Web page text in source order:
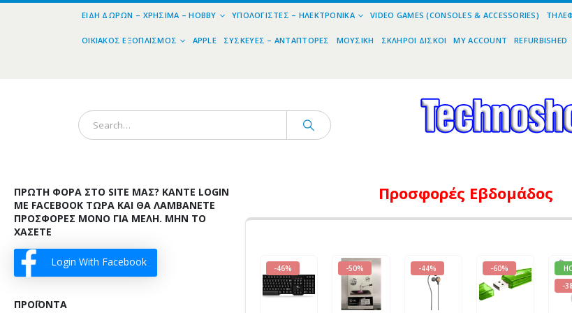
ΕΊΔΗ ΔΏΡΩΝ – ΧΡΉΣΙΜΑ – HOBBY ΥΠΟΛΟΓΙΣΤΈΣ – ΗΛΕΚΤΡΟΝΙΚΆ VIDEO GAMES (CONSOLES & ACCESSORIES)
ΟΙΚΙΑΚΌΣ ΕΞΟΠΛΙΣΜΌΣ APPLE ΣΥΣΚΕΥΈΣ – ΑΝΤΆΠΤΟΡΕΣ ΜΟΥΣΙΚΉ ΣΚΛΗΡΟΊ ΔΊΣΚΟΙ MY ACCOUNT REFURBISHED
Προσφορές Εβδομάδος
-46% -50% -44% -60%
-
ΠΡΏΤΗ ΦΟΡΆ ΣΤΟ SITE ΜΑΣ? ΚΆΝΤΕ LOGIN
ΜΕ FACEBOOK ΤΏΡΑ ΚΑΙ ΘΑ ΛΑΜΒΆΝΕΤΕ
ΠΡΟΣΦΟΡΈΣ ΜΌΝΟ ΓΙΑ ΜΈΛΗ. ΜΗΝ ΤΟ
ΧΆΣΕΤΕ
Login With Facebook
ΠΡΟΪΌΝΤΑ